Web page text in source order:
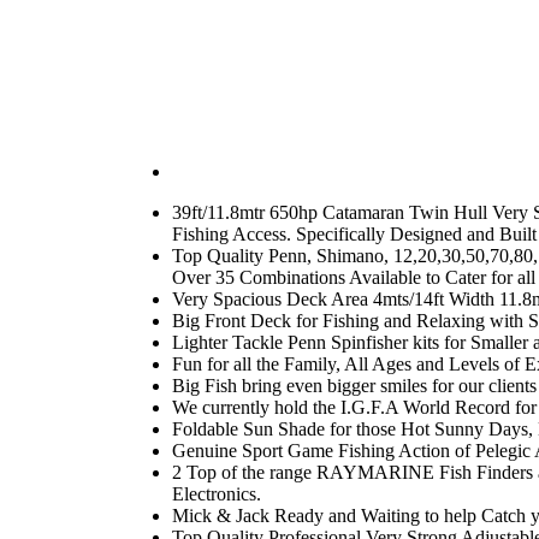
39ft/11.8mtr 650hp Catamaran Twin Hull Very
Fishing Access. Specifically Designed and
Top Quality Penn, Shimano,
Over 35 Combinations Available to Cater for all
Very Spacious Deck Area 4mts/14ft Width
Big Front Deck for Fishing and Relaxing with
Lighter Tackle Penn Spinfisher kits for Smaller
Fun for all the Family, All Ages and Levels of
Big Fish bring even bigger smiles for our
We currently hold the I.G.F.A World Record for
Foldable Sun Shade for those Hot Sunny Days,
Genuine Sport Game Fishing Action of Pelegic
2 Top of the range RAYMARINE Fish
Electronics.
Mick & Jack Ready and Waiting to help Catch